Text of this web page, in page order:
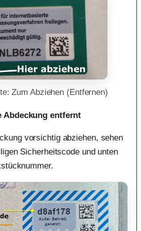
Zum Abziehen (Entfernen)
Abdeckung entfernt
vorsichtig abziehen, sehen
Sicherheitscode und unten